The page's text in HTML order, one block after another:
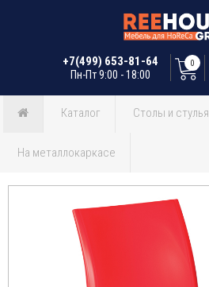
+7(499) 653-81-64
Пн-Пт 9:00 - 18:00
0
Каталог Столы и стулья
На металлокаркасе